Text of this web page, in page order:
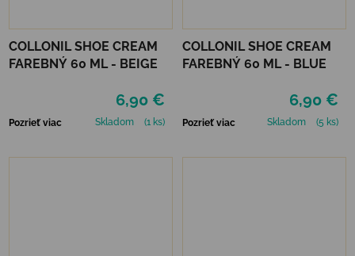
COLLONIL SHOE CREAM
FAREBNÝ 60 ML - BEIGE
6,90 €
Pozrieť viac Skladom (1 ks)
COLLONIL SHOE CREAM
FAREBNÝ 60 ML - BLUE
6,90 €
Pozrieť viac Skladom (5 ks)